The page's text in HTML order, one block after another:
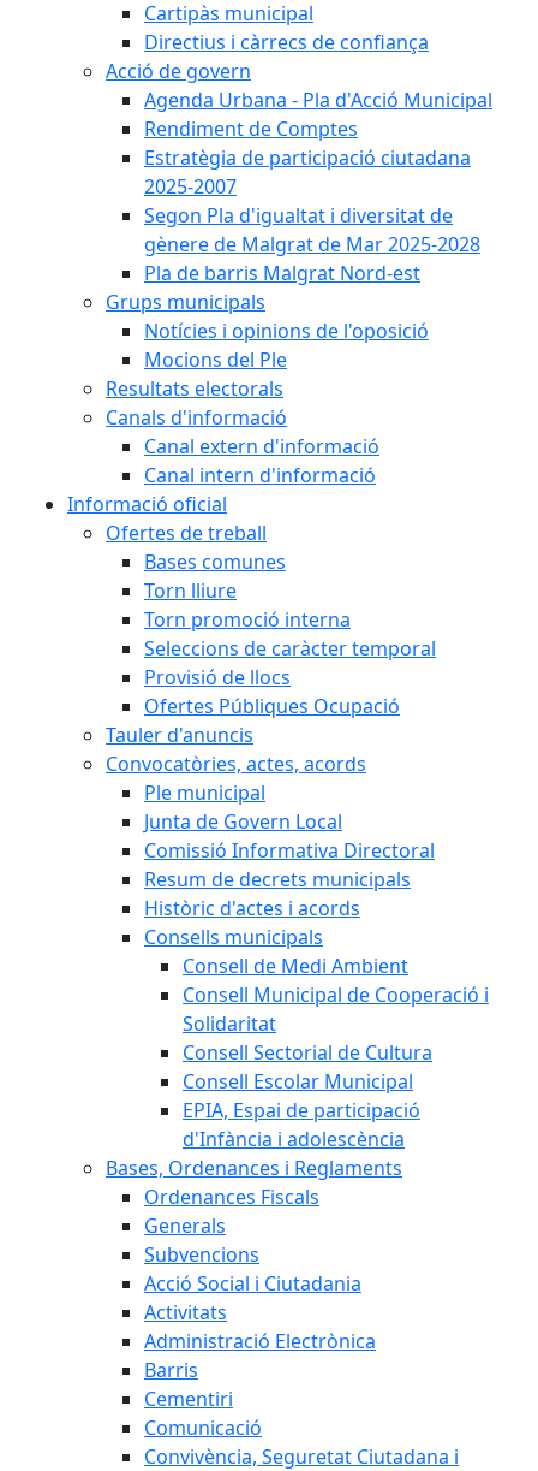
Cartipàs municipal
Directius i càrrecs de confiança
Acció de govern
Agenda Urbana - Pla d'Acció Municipal
Rendiment de Comptes
Estratègia de participació ciutadana
2025-2007
Segon Pla d'igualtat i diversitat de
gènere de Malgrat de Mar 2025-2028
Pla de barris Malgrat Nord-est
Grups municipals
Notícies i opinions de l'oposició
Mocions del Ple
Resultats electorals
Canals d'informació
Canal extern d'informació
Canal intern d'informació
Informació oficial
Ofertes de treball
Bases comunes
Torn lliure
Torn promoció interna
Seleccions de caràcter temporal
Provisió de llocs
Ofertes Públiques Ocupació
Tauler d'anuncis
Convocatòries, actes, acords
Ple municipal
Junta de Govern Local
Comissió Informativa Directoral
Resum de decrets municipals
Històric d'actes i acords
Consells municipals
Consell de Medi Ambient
Consell Municipal de Cooperació i
Solidaritat
Consell Sectorial de Cultura
Consell Escolar Municipal
EPIA, Espai de participació
d'Infància i adolescència
Bases, Ordenances i Reglaments
Ordenances Fiscals
Generals
Subvencions
Acció Social i Ciutadania
Activitats
Administració Electrònica
Barris
Cementiri
Comunicació
Convivència, Seguretat Ciutadana i